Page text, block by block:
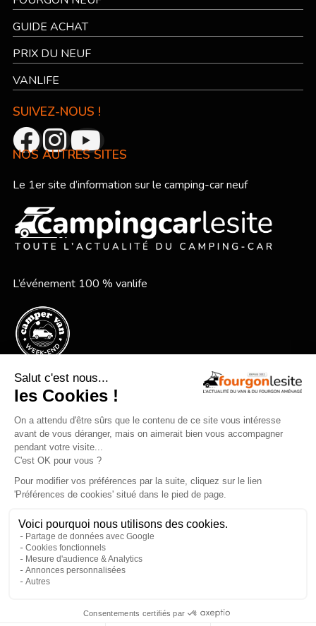
GUIDE ACHAT
PRIX DU NEUF
VANLIFE
SUIVEZ-NOUS !
NOS AUTRES SITES
Le 1er site d’information sur le camping-car neuf
L’événement 100 % vanlife
Le festival vanlife en bord de mer
Mentions légales
Devenir annonceur
Gestion des cookies